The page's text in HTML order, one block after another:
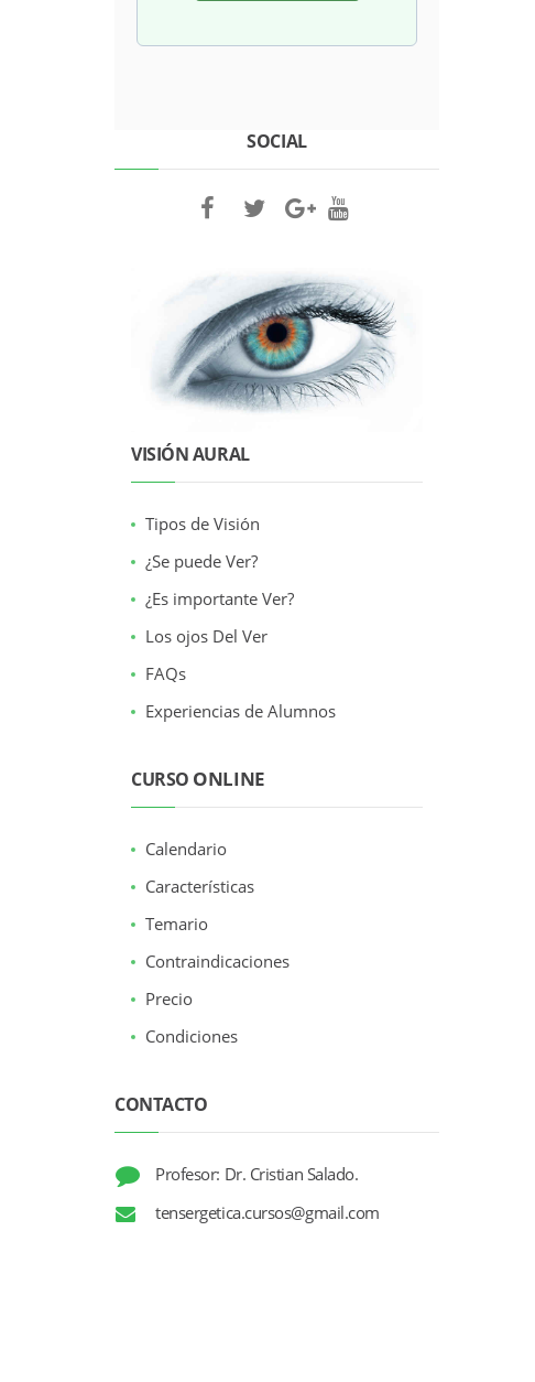
SOCIAL
VISIÓN AURAL
Tipos de Visión
¿Se puede Ver?
¿Es importante Ver?
Los ojos Del Ver
FAQs
Experiencias de Alumnos
CURSO ONLINE
Calendario
Características
Temario
Contraindicaciones
Precio
Condiciones
CONTACTO
Profesor: Dr. Cristian Salado.
tensergetica.cursos@gmail.com